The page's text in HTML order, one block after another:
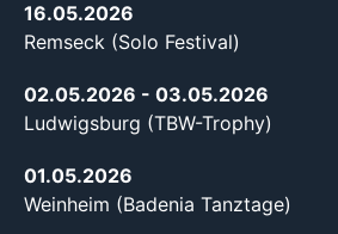
16.05.2026
Remseck (Solo Festival)
02.05.2026 - 03.05.2026
Ludwigsburg (TBW-Trophy)
01.05.2026
Weinheim (Badenia Tanztage)